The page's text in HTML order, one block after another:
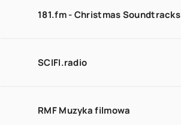
181.fm - Christmas Soundtracks
SCIFI.radio
RMF Muzyka filmowa